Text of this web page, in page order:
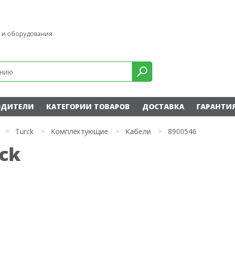
оборудования
КАТЕГОРИИ ТОВАРОВ ДОСТАВКА
> Turck > Комплектующие > Кабели > 8900546